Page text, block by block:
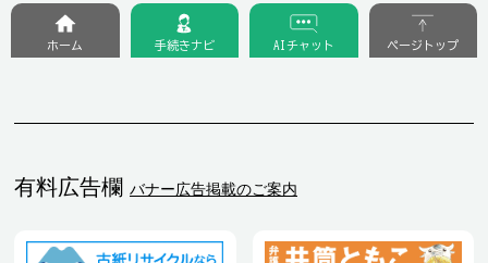
有料広告欄 バナー広告掲載のご案内
ホーム 手続きナビ AIチャット ページトップ